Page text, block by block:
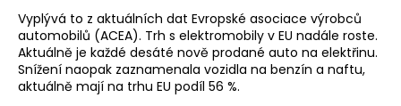
Vyplývá to z aktuálních dat Evropské asociace výrobců
automobilů (ACEA). Trh s elektromobily v EU nadále roste.
Aktuálně je každé desáté nově prodané auto na elektřinu.
Snížení naopak zaznamenala vozidla na benzín a naftu,
aktuálně mají na trhu EU podíl 56 %.